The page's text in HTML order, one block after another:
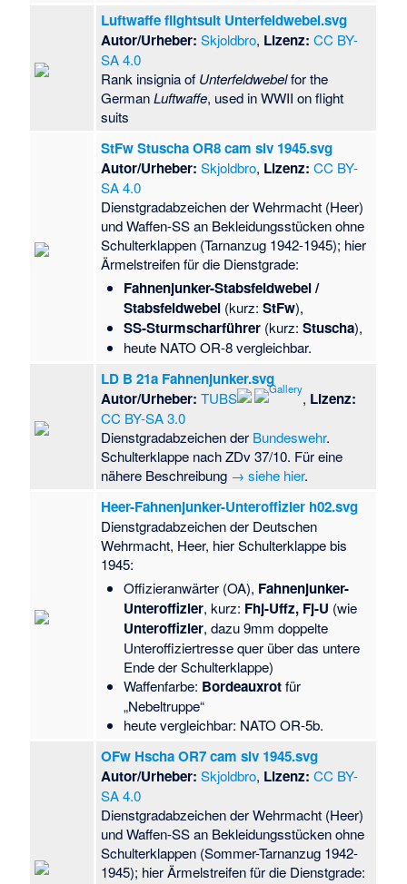
Luftwaffe flightsuit Unterfeldwebel.svg
Autor/Urheber: Skjoldbro, Lizenz: CC BY-
SA 4.0
Rank insignia of Unterfeldwebelfor the
GermanLuftwaffe, used in WWII on flight
suits
StFw Stuscha OR8 cam slv 1945.svg
Autor/Urheber: Skjoldbro, Lizenz: CC BY-
SA 4.0
Dienstgradabzeichen der Wehrmacht (Heer)
und Waffen-SS an Bekleidungsstücken ohne
Schulterklappen (Tarnanzug 1942-1945); hier
Ärmelstreifen für die Dienstgrade:
Fahnenjunker-Stabsfeldwebel /
Stabsfeldwebel(kurz: StFw),
SS-Sturmscharführer(kurz: Stuscha),
heute NATO OR-8 vergleichbar.
LD B 21a Fahnenjunker.svg
Autor/Urheber: TUBS , Lizenz:
CC BY-SA 3.0
Dienstgradabzeichen der Bundeswehr.
Schulterklappe nach ZDv 37/10. Für eine
nähere Beschreibung → siehe hier.
Heer-Fahnenjunker-Unteroffizier h02.svg
Dienstgradabzeichen der Deutschen
Wehrmacht, Heer, hier Schulterklappe bis
1945:
Offizieranwärter (OA), Fahnenjunker-
Unteroffizier, kurz: Fhj-Uffz, Fj-U (wie
Unteroffizier, dazu 9mm doppelte
Unteroffiziertresse quer über das untere
Ende der Schulterklappe)
Waffenfarbe: Bordeauxrotfür
„Nebeltruppe“
heute vergleichbar: NATO OR-5b.
OFw Hscha OR7 cam slv 1945.svg
Autor/Urheber: Skjoldbro, Lizenz: CC BY-
SA 4.0
Dienstgradabzeichen der Wehrmacht (Heer)
und Waffen-SS an Bekleidungsstücken ohne
Schulterklappen (Sommer-Tarnanzug 1942-
1945); hier Ärmelstreifen für die Dienstgrade: